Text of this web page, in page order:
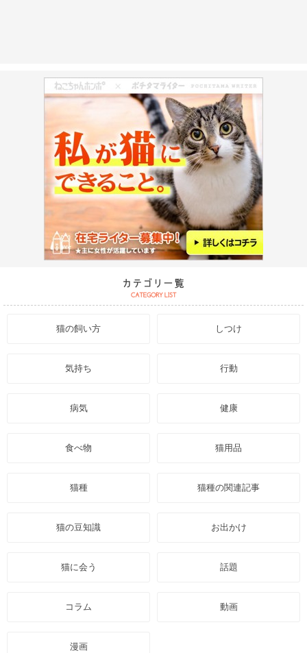
猫の飼い方 しつけ
気持ち 行動
病気 健康
食べ物 猫用品
猫種 猫種の関連記事
猫の豆知識 お出かけ
猫に会う 話題
コラム 動画
漫画